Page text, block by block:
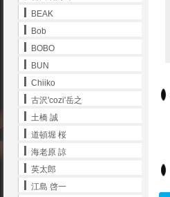
BEAK
Bob
BOBO
BUN
Chiiko
古沢'cozi'岳之
土橋 誠
道頓堀 桜
海老原 諒
英太郎
江島 啓一